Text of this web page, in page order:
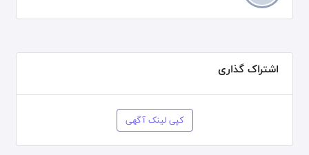
اشتراک گذاری
کپی لینک آگهی